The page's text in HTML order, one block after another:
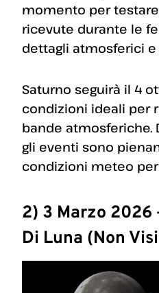
momento per
ricevute durante le
dettagli atmosferici
Saturno seguirà il 4
condizioni ideali per
bande atmosferiche.
gli eventi sono
condizioni meteo
2) 3 Marzo 2026
Di Luna (non